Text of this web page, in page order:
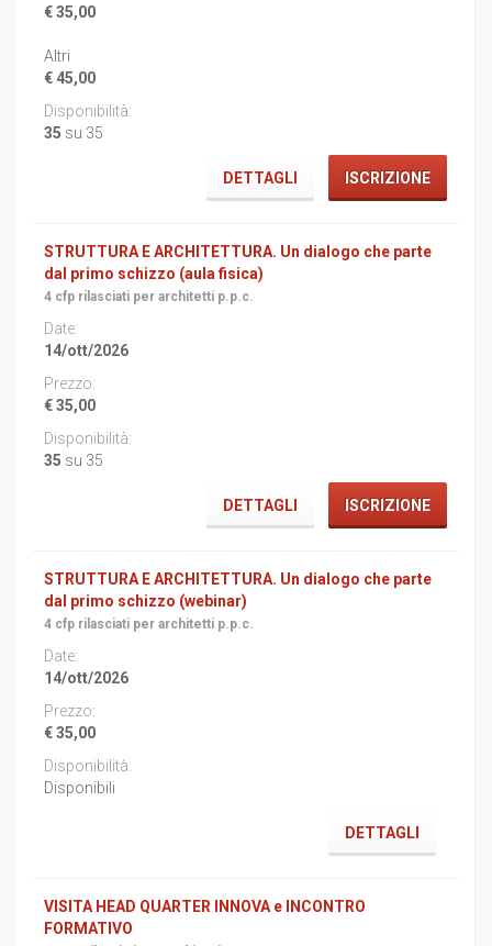
€ 35,00
Altri
€ 45,00
35 su 35
DETTAGLI ISCRIZIONE
STRUTTURA E ARCHITETTURA. Un dialogo che parte
dal primo schizzo (aula fisica)
4 cfp rilasciati per architetti p.p.c.
14/ott/2026
€ 35,00
35 su 35
DETTAGLI ISCRIZIONE
STRUTTURA E ARCHITETTURA. Un dialogo che parte
dal primo schizzo (webinar)
4 cfp rilasciati per architetti p.p.c.
14/ott/2026
€ 35,00
Disponibili
DETTAGLI
VISITA HEAD QUARTER INNOVA e INCONTRO
FORMATIVO